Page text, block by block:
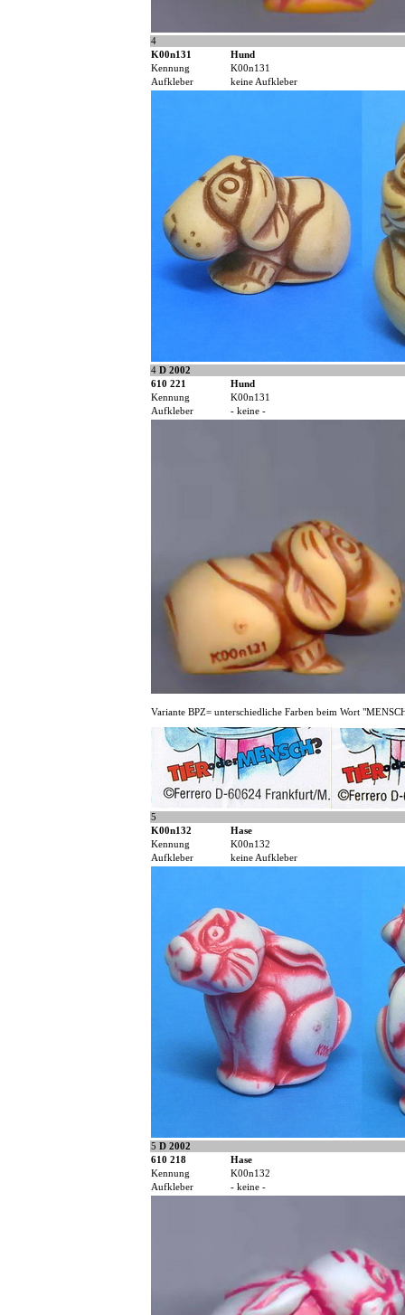
4
K00n131
Hund
Kennung
K00n131
Aufkleber
keine Aufkleber
4 D 2002
610 221
Hund
Kennung
K00n131
Aufkleber
- keine -
Variante BPZ= unterschiedliche Farben beim Wort
5
K00n132
Hase
Kennung
K00n132
Aufkleber
keine Aufkleber
5 D 2002
610 218
Hase
Kennung
K00n132
Aufkleber
- keine -